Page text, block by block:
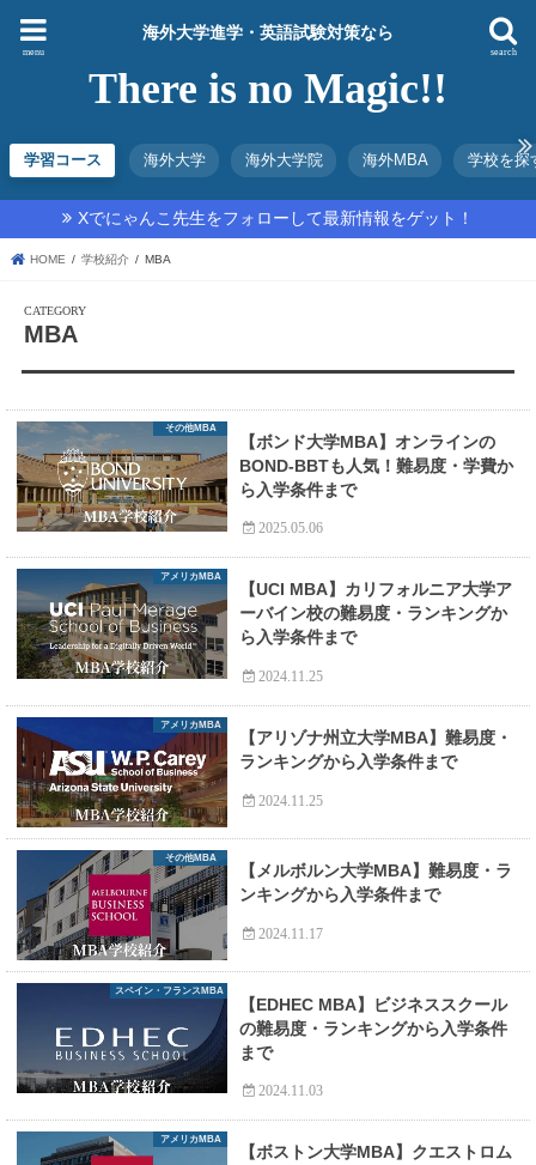
海外大学進学・英語試験対策なら
There is no Magic!!
search
menu
学習コース 海外大学 海外大学院 海外MBA 学校を探
Xでにゃんこ先生をフォローして最新情報をゲット！
HOME 学校紹介 MBA
MBA
その他MBA
【ボンド大学MBA】オンラインの
BOND-BBTも人気！難易度・学費か
ら入学条件まで
2025.05.06
アメリカMBA
【UCI MBA】カリフォルニア大学ア
ーバイン校の難易度・ランキングか
ら入学条件まで
2024.11.25
アメリカMBA
【アリゾナ州立大学MBA】難易度・
ランキングから入学条件まで
2024.11.25
その他MBA
【メルボルン大学MBA】難易度・ラ
ンキングから入学条件まで
2024.11.17
スペイン・フランスMBA
【EDHEC MBA】ビジネススクール
の難易度・ランキングから入学条件
まで
2024.11.03
アメリカMBA
【ボストン大学MBA】クエストロム